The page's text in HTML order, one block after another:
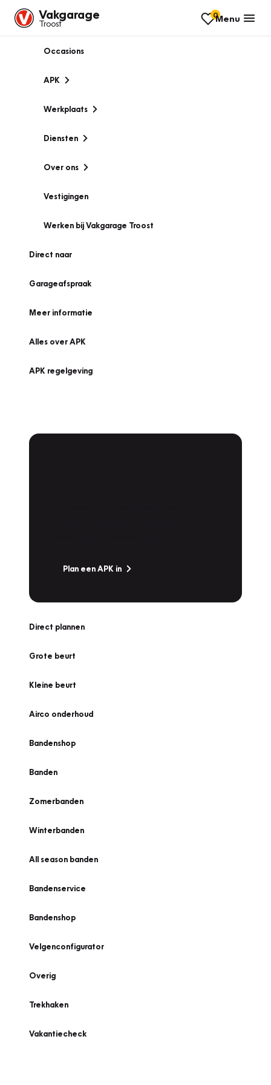
Vakgarage
Troost
0Menu
Occasions
APK
Werkplaats
Diensten
Over ons
Vestigingen
Werken bij Vakgarage Troost
Direct naar
Garageafspraak
Meer informatie
Alles over APK
APK regelgeving
Plan een APK in
Direct plannen
Grote beurt
Kleine beurt
Airco onderhoud
Bandenshop
Banden
Zomerbanden
Winterbanden
All season banden
Bandenservice
Bandenshop
Velgenconfigurator
Overig
Trekhaken
Vakantiecheck